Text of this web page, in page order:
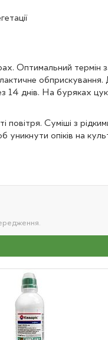
Оптимальний
14 днів. На буряках
Суміші з
уникнути опіків на